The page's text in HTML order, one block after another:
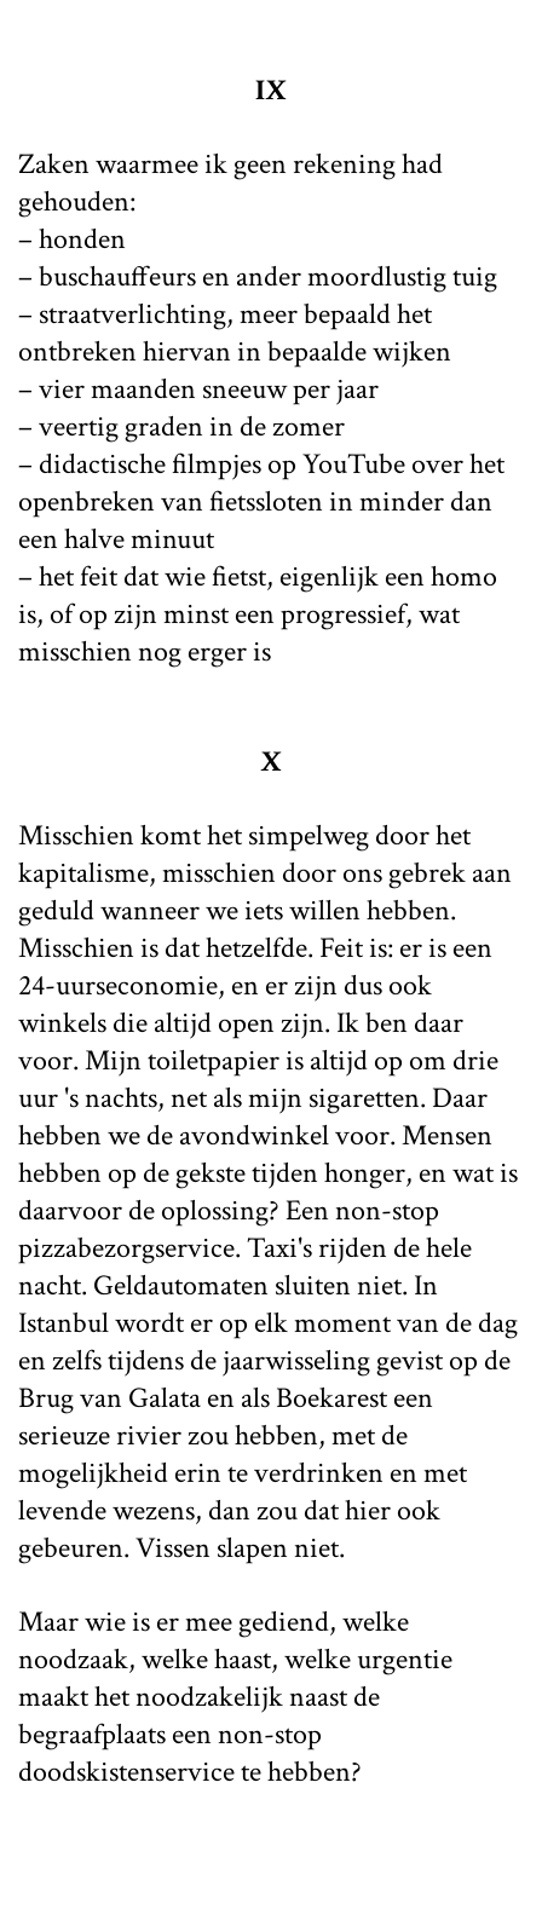
IX
Zaken waarmee ik geen rekening had
gehouden:
– honden
– buschauffeurs en ander moordlustig tuig
– straatverlichting, meer bepaald het
ontbreken hiervan in bepaalde wijken
– vier maanden sneeuw per jaar
– veertig graden in de zomer
– didactische filmpjes op YouTube over het
openbreken van fietssloten in minder dan
een halve minuut
– het feit dat wie fietst, eigenlijk een homo
is, of op zijn minst een progressief, wat
misschien nog erger is
X
Misschien komt het simpelweg door het
kapitalisme, misschien door ons gebrek aan
geduld wanneer we iets willen hebben.
Misschien is dat hetzelfde. Feit is: er is een
24-uurseconomie, en er zijn dus ook
winkels die altijd open zijn. Ik ben daar
voor. Mijn toiletpapier is altijd op om drie
uur 's nachts, net als mijn sigaretten. Daar
hebben we de avondwinkel voor. Mensen
hebben op de gekste tijden honger, en wat is
daarvoor de oplossing? Een non-stop
pizzabezorgservice. Taxi's rijden de hele
nacht. Geldautomaten sluiten niet. In
Istanbul wordt er op elk moment van de dag
en zelfs tijdens de jaarwisseling gevist op de
Brug van Galata en als Boekarest een
serieuze rivier zou hebben, met de
mogelijkheid erin te verdrinken en met
levende wezens, dan zou dat hier ook
gebeuren. Vissen slapen niet.
Maar wie is er mee gediend, welke
noodzaak, welke haast, welke urgentie
maakt het noodzakelijk naast de
begraafplaats een non-stop
doodskistenservice te hebben?